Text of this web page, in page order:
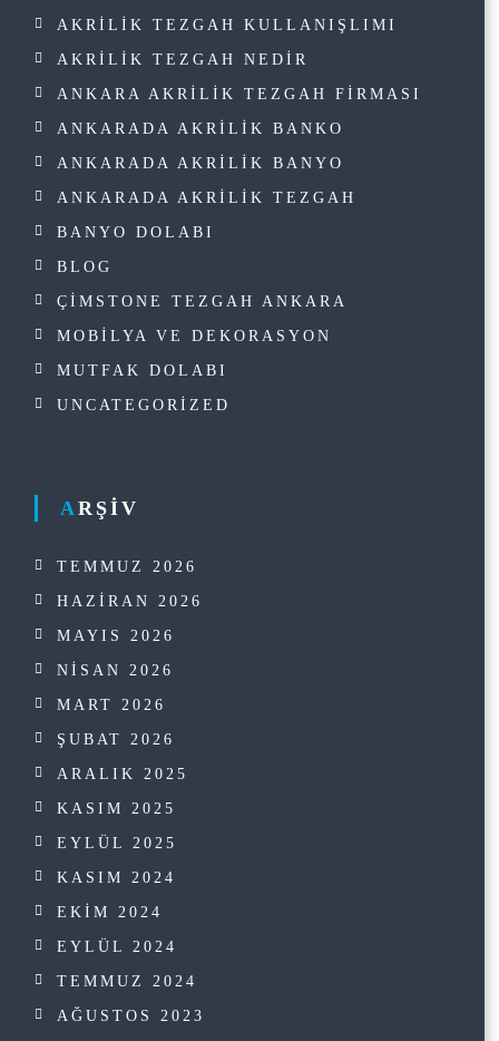
AKRILIK TEZGAH KULLANIŞLIMI
AKRILIK TEZGAH NEDIR
ANKARA AKRILIK TEZGAH FIRMASI
ANKARADA AKRILIK BANKO
ANKARADA AKRILIK BANYO
ANKARADA AKRILIK TEZGAH
BANYO DOLABI
BLOG
ÇIMSTONE TEZGAH ANKARA
MOBILYA VE DEKORASYON
MUTFAK DOLABI
UNCATEGORIZED
ARŞIV
TEMMUZ 2026
HAZIRAN 2026
MAYIS 2026
NISAN 2026
MART 2026
ŞUBAT 2026
ARALIK 2025
KASIM 2025
EYLÜL 2025
KASIM 2024
EKIM 2024
EYLÜL 2024
TEMMUZ 2024
AĞUSTOS 2023